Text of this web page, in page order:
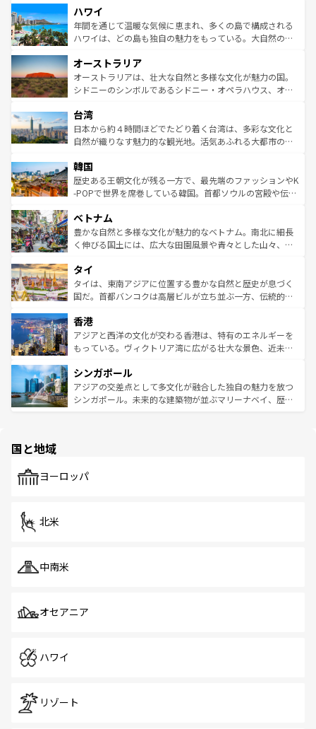
ば市内交通費無料で観光を楽しむこともできる。 なお、新
着のスイス情報はコンテンツ一覧 を参照してほしい。
のような巨大都市は、観光、ショッピング、エンターテイ
ンメントが詰まった刺激的なスポットだ。一方、アメリカ
西部には大自然が広がり、グランドキャニオンやイエロー
部のニューオーリンズでは、音楽と美食が融合した独特の
文化が魅力。旅行者はアメリカの各地域で異なる魅力を楽
しみながら、その多様性と豊かな歴史を感じることができ
ならではの贅沢な旅のスタイルだ。 なお、新着のアメリカ
情報はコンテンツ一覧を参照してほしい。
ハワイ
年間を通じて温暖な気候に恵まれ、多くの島で構成される
ハワイは、どの島も独自の魅力をもっている。大自然の神
ワイ島は見逃せない。また、定番の観光地といえばオアフ
島だが、静かな自然を求めるならマウイ島やカウアイ島が
おすすめ。エメラルドグリーンに輝く海をはじめ、豊かな
れるおもてなしの心で訪れる人々を迎えてくれるハワイの
人々、おいしいローカルフードやハワイアンミュージッ
ク、伝統的なフラダンスなど、すべてがハワイの魅力を彩
ワイを、存分に味わってほしい。 なお、新着のハワイ情報
はコンテンツ一覧を参照してほしい。
オーストラリア
オーストラリアは、壮大な自然と多様な文化が魅力の国。
シドニーのシンボルであるシドニー・オペラハウス、オー
リアリーフや大陸中央部にそびえるウルル（エアーズロッ
ク）、タスマニアの美しい原生林やケアンズの熱帯雨林な
ど、見どころがたくさん。また、カフェやワイン、オージ
いる。アクティビティも充実しており、サーフィンやダイ
ビング、ハイキングなど、アウトドア好きにはたまらな
い。オーストラリアの多彩な魅力を存分に味わいつくそ
参照してほしい。
台湾
日本から約４時間ほどでたどり着く台湾は、多彩な文化と
自然が織りなす魅力的な観光地。活気あふれる大都市の台
ン）、静ひつな山岳地帯である台湾東部など、都市の喧騒
と山間の静けさが共存しており、訪れる人に新しい発見と
驚きをもたらしてくれる。また、奥深い台湾の食文化も魅
容にもいいと評判のスイーツなど、バラエティ豊かな料理
が味わえる。 なお、新着の台湾情報は コンテンツ一覧を参
照してほしい。
韓国
歴史ある王朝文化が残る一方で、最先端のファッションやK
-POPで世界を席巻している韓国。首都ソウルの宮殿や伝統
き、地方に足を延ばせば四季折々の自然美を楽しむことが
できる。そして、キムチや焼肉、絶品のストリートフード
まで、さまざまな韓国料理が待っている。夜には、韓国な
リティに包まれながら、韓国の多彩な魅力を心ゆくまで味
わってみてほしい。 なお、新着の韓国情報はコンテンツ一
覧を参照してほしい。
ベトナム
豊かな自然と多様な文化が魅力的なベトナム。南北に細長
く伸びる国土には、広大な田園風景や青々とした山々、世
急速な発展と共に伝統が息づく。ハノイの古い町並みやホ
ーチミン市のフランス統治時代の建物も、独特の雰囲気を
醸し出している。また、バラエティの豊かさとおいしさで
とつ。フォーやバインミー、ベトナムコーヒーなどは、ぜ
ひ現地で味わいたい。どの地域を訪れてもあたたかい人々
が旅行者を迎えてくれるので、きっと忘れられない旅にな
参照してほしい。
タイ
タイは、東南アジアに位置する豊かな自然と歴史が息づく
国だ。首都バンコクは高層ビルが立ち並ぶ一方、伝統的な
の活気が交差している。北部ではチェンマイなどの山岳地
帯で自然と触れ合い、南部ではプーケットやクラビの美し
いビーチでリゾート気分を楽しむことができる。タイ料理
激する。気候は一年中温暖で、どの季節にも異なる楽しみ
が待っている。親しみやすいタイの人々、仏教を中心とし
た文化、そして多様な観光資源が、訪れる旅人を魅了し続
香港
アジアと西洋の文化が交わる香港は、特有のエネルギーを
もっている。ヴィクトリア湾に広がる壮大な景色、近未来
み、どこを訪れても感動するはず。観光スポットが密集し
ており、効率よく見どころを回れるのも魅力。息をのむよ
うな絶景から文化的な体験まで、香港を存分に楽しみ尽く
シンガポール
アジアの交差点として多文化が融合した独自の魅力を放つ
シンガポール。未来的な建築物が並ぶマリーナベイ、歴史
で、ホーカーズは地元の風情を楽しめる外せないスポット
国と地域
ヨーロッパ
北米
中南米
オセアニア
ハワイ
リゾート